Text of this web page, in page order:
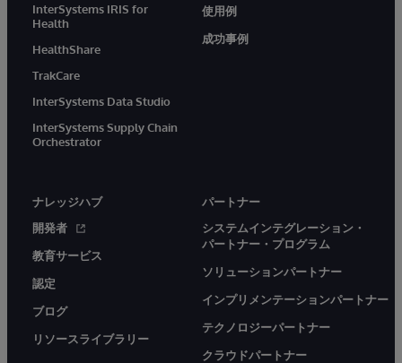
InterSystems IRIS for
Health
HealthShare
TrakCare
InterSystems Data Studio
InterSystems Supply Chain
Orchestrator
使用例
成功事例
ナレッジハブ
開発者
教育サービス
認定
ブログ
リソースライブラリー
パートナー
システムインテグレーション・
パートナー・プログラム
ソリューションパートナー
インプリメンテーションパートナー
テクノロジーパートナー
クラウドパートナー